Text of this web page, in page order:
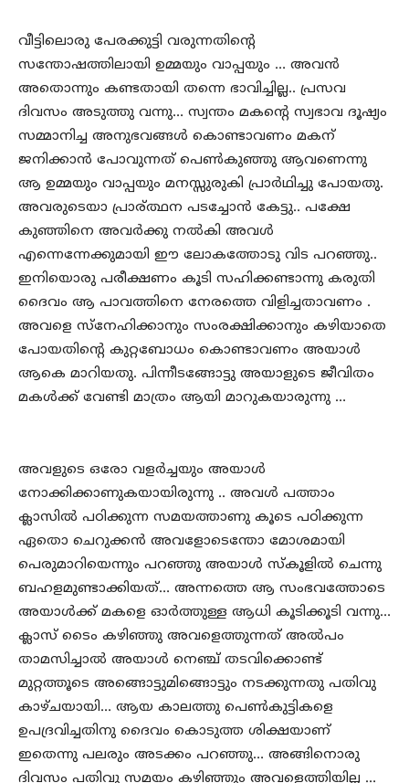
വീട്ടിലൊരു പേരക്കുട്ടി വരുന്നതിന്റെ
സന്തോഷത്തിലായി ഉമ്മയും വാപ്പയും … അവന്‍
അതൊന്നും കണ്ടതായി തന്നെ ഭാവിച്ചില്ല.. പ്രസവ
ദിവസം അടുത്തു വന്നു… സ്വന്തം മകന്റെ സ്വഭാവ ദൂഷ്യം
സമ്മാനിച്ച അനുഭവങ്ങള്‍ കൊണ്ടാവണം മകന്
ജനിക്കാന്‍ പോവുന്നത് പെണ്‍കുഞ്ഞു ആവണെന്നു
ആ ഉമ്മയും വാപ്പയും മനസ്സുരുകി പ്രാര്‍ഥിച്ചു പോയതു.
അവരുടെയാ പ്രാര്ത്ഥന പടച്ചോന്‍ കേട്ടു.. പക്ഷേ
കുഞ്ഞിനെ അവര്‍ക്കു നല്‍കി അവള്‍
എന്നെന്നേക്കുമായി ഈ ലോകത്തോടു വിട പറഞ്ഞു..
ഇനിയൊരു പരീക്ഷണം കൂടി സഹിക്കണ്ടാന്നു കരുതി
ദൈവം ആ പാവത്തിനെ നേരത്തെ വിളിച്ചതാവണം .
അവളെ സ്‌നേഹിക്കാനും സംരക്ഷിക്കാനും കഴിയാതെ
പോയതിന്റെ കുറ്റബോധം കൊണ്ടാവണം അയാള്‍
ആകെ മാറിയതു. പിന്നീടങ്ങോട്ടു അയാളുടെ ജീവിതം
മകള്‍ക്ക് വേണ്ടി മാത്രം ആയി മാറുകയാരുന്നു …
അവളുടെ ഒരോ വളര്‍ച്ചയും അയാള്‍
നോക്കിക്കാണുകയായിരുന്നു .. അവള്‍ പത്താം
ക്ലാസില്‍ പഠിക്കുന്ന സമയത്താണു കൂടെ പഠിക്കുന്ന
ഏതൊ ചെറുക്കന്‍ അവളോടെന്തോ മോശമായി
പെരുമാറിയെന്നും പറഞ്ഞു അയാള്‍ സ്‌കൂളില്‍ ചെന്നു
ബഹളമുണ്ടാക്കിയത്… അന്നത്തെ ആ സംഭവത്തോടെ
അയാള്‍ക്ക് മകളെ ഓര്‍ത്തുള്ള ആധി കൂടിക്കൂടി വന്നു…
ക്ലാസ് ടൈം കഴിഞ്ഞു അവളെത്തുന്നത് അല്‍പം
താമസിച്ചാല്‍ അയാള്‍ നെഞ്ച് തടവിക്കൊണ്ട്
മുറ്റത്തൂടെ അങ്ങൊട്ടുമിങ്ങൊട്ടും നടക്കുന്നതു പതിവു
കാഴ്ചയായി… ആയ കാലത്തു പെണ്‍കുട്ടികളെ
ഉപദ്രവിച്ചതിനു ദൈവം കൊടുത്ത ശിക്ഷയാണ്
ഇതെന്നു പലരും അടക്കം പറഞ്ഞു… അങ്ങിനൊരു
ദിവസം പതിവു സമയം കഴിഞ്ഞും അവളെത്തിയില്ല …